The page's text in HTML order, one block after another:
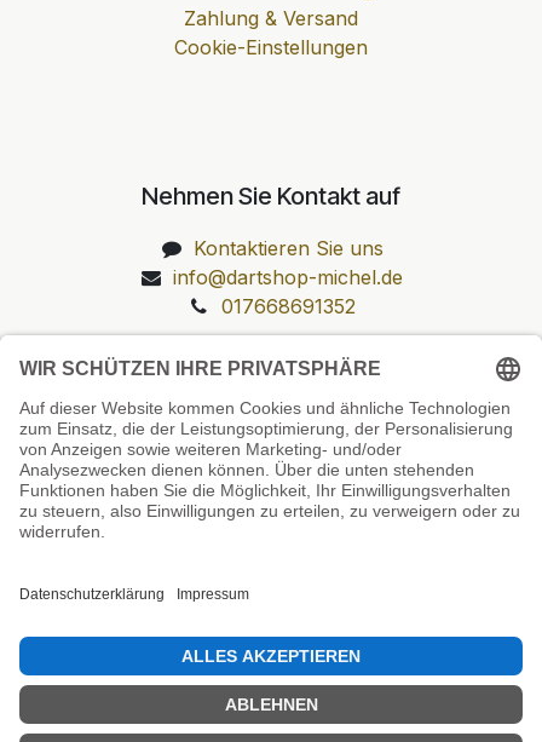
Zahlung & Versand
Cookie-Einstellungen
Nehmen Sie Kontakt auf
Kontaktieren Sie uns
info@dartshop-michel.de
017668691352
Unsere Prüfsiegel